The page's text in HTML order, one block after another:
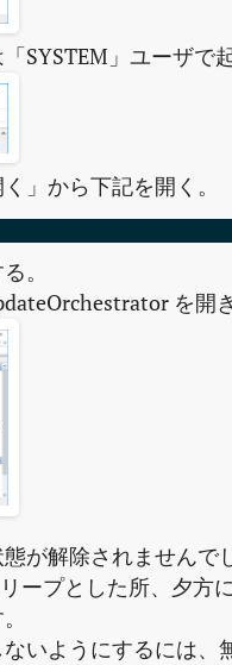
SYSTEM」ユーザで
」から下記を開く。
。
を開
が解除されませんで
ープとした所、夕方
いようにするには、